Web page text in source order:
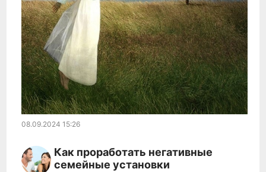
08.09.2024 15:26
Как проработать негативные
семейные установки